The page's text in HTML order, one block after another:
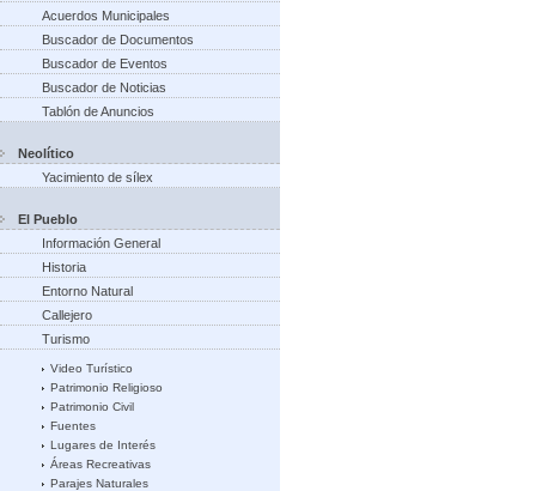
Acuerdos Municipales
Buscador de Documentos
Buscador de Eventos
Buscador de Noticias
Tablón de Anuncios
Neolítico
Yacimiento de sílex
El Pueblo
Información General
Historia
Entorno Natural
Callejero
Turismo
Video Turístico
Patrimonio Religioso
Patrimonio Civil
Fuentes
Lugares de Interés
Áreas Recreativas
Parajes Naturales